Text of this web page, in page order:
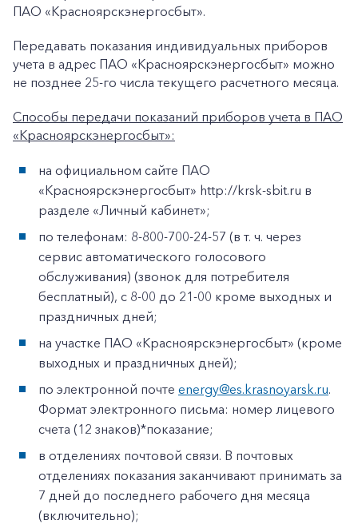
+7-800-700-24-57
Частным клиентам
Корпоративным клиентам
ПАО «Красноярскэнергосбыт».
Передавать показания индивидуальных приборов
учета в адрес ПАО «Красноярскэнергосбыт» можно
не позднее 25-го числа текущего расчетного месяца.
Способы передачи показаний приборов учета в ПАО
«Красноярскэнергосбыт»:
на официальном сайте ПАО
«Красноярскэнергосбыт» http://krsk-sbit.ru в
разделе «Личный кабинет»;
по телефонам: 8-800-700-24-57 (в т. ч. через
сервис автоматического голосового
обслуживания) (звонок для потребителя
бесплатный), с 8-00 до 21-00 кроме выходных и
праздничных дней;
на участке ПАО «Красноярскэнергосбыт» (кроме
выходных и праздничных дней);
по электронной почте energy@es.krasnoyarsk.ru.
Формат электронного письма: номер лицевого
счета (12 знаков)*показание;
в отделениях почтовой связи. В почтовых
отделениях показания заканчивают принимать за
7 дней до последнего рабочего дня месяца
(включительно);